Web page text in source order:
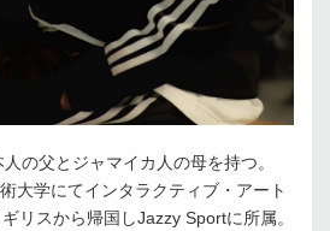
の父とジャマイカ人の母を持つ。
大学にてインタラクティブ・アート
リスから帰国しJazzy Sportに所属。